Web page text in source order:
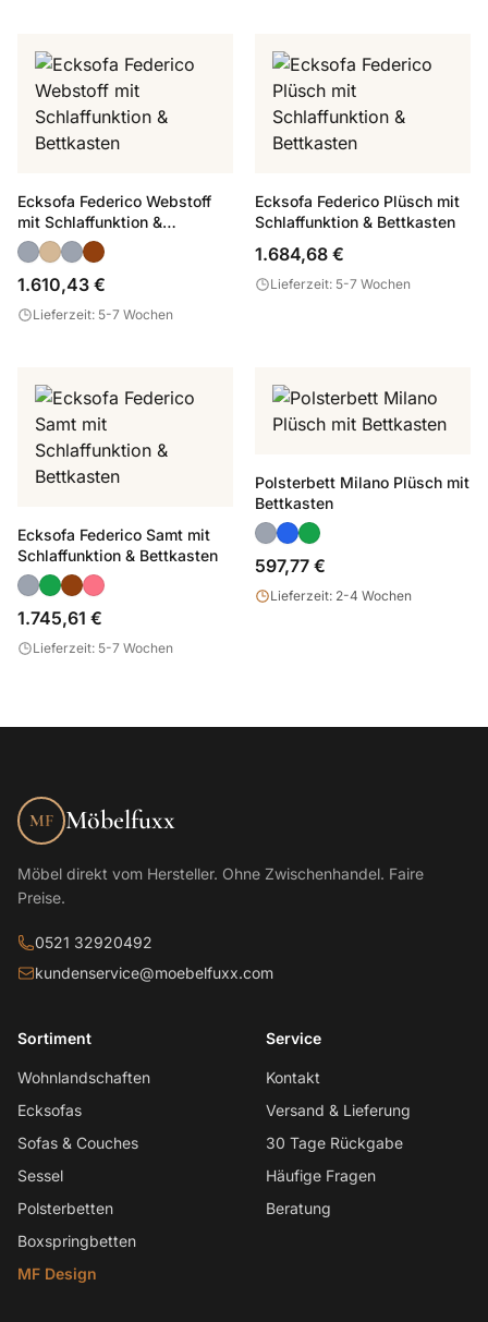
Ecksofa Federico Webstoff
mit Schlaffunktion &
Bettkasten
1.610,43 €
Lieferzeit: 5-7 Wochen
Ecksofa Federico Plüsch mit
Schlaffunktion & Bettkasten
1.684,68 €
Lieferzeit: 5-7 Wochen
Ecksofa Federico Samt mit
Schlaffunktion & Bettkasten
1.745,61 €
Lieferzeit: 5-7 Wochen
Polsterbett Milano Plüsch mit
Bettkasten
597,77 €
Lieferzeit: 2-4 Wochen
MF Möbelfuxx
Möbel direkt vom Hersteller. Ohne Zwischenhandel. Faire
Preise.
0521 32920492
kundenservice@moebelfuxx.com
Sortiment
Wohnlandschaften
Ecksofas
Sofas & Couches
Sessel
Polsterbetten
Boxspringbetten
MF Design
Service
Kontakt
Versand & Lieferung
30 Tage Rückgabe
Häufige Fragen
Beratung